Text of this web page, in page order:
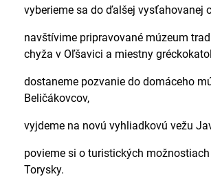
vyberieme sa do ďalšej vysťahovanej
navštívime pripravované múzeum
chyža v Oľšavici a miestny
dostaneme pozvanie do domáceho
Beličákovcov,
vyjdeme na novú vyhliadkovú vežu
povieme si o turistických
Torysky.